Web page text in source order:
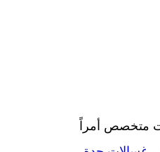
متخصص أمراً